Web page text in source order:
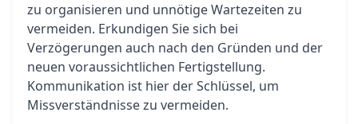
zu organisieren und unnötige Wartezeiten zu
vermeiden. Erkundigen Sie sich bei
Verzögerungen auch nach den Gründen und der
neuen voraussichtlichen Fertigstellung.
Kommunikation ist hier der Schlüssel, um
Missverständnisse zu vermeiden.